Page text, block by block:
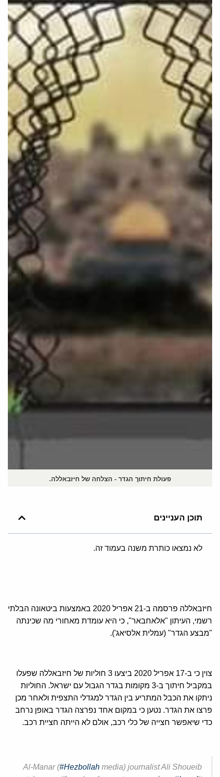
פעולת חיתוך הגדר - הצלחה של חיזבאללה.
תוכן העניינים
לא נמצאו כותרת משנה בעמוד זה.
חיזבאללה פרסמה ב-21 אפריל 2020 באמצעות ביטאונה הבלתי
רשמי, העיתון "אלאחבאר", כי היא עומדת מאחורי מה שכינתה
"מבצע הגדר" (עמלית אלסיאג').
צוין כי ב-17 אפריל 2020 ביצעו 3 חוליות של חיזבאללה שפעלו
במקביל חיתוך ב-3 מקומות בגדר הגבול עם ישראל. החוליות
ניתקו את הכבל המתריע בין הגדר למגדלי התצפית ולאחר מכן
פרצו את הגדר. נטען כי במקום אחד נפרצה הגדר באופן נרחב
כדי שיאפשר חצייה של כלי רכב, אולם לא הייתה חציית רכב.
Al-Manar (#Hezbollah media) journalist Ali Shoueib